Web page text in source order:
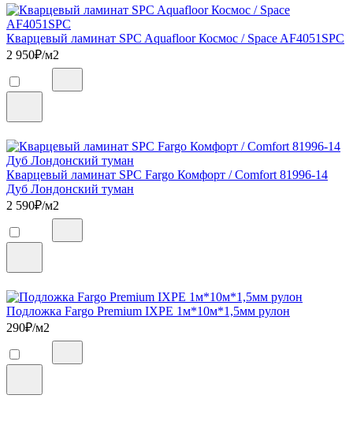
Кварцевый ламинат SPC Aquafloor Космос / Space AF4051SPC
2 950₽/м2
Кварцевый ламинат SPC Fargo Комфорт / Comfort 81996-14
Дуб Лондонский туман
2 590₽/м2
Подложка Fargo Premium IXPE 1м*10м*1,5мм рулон
290₽/м2